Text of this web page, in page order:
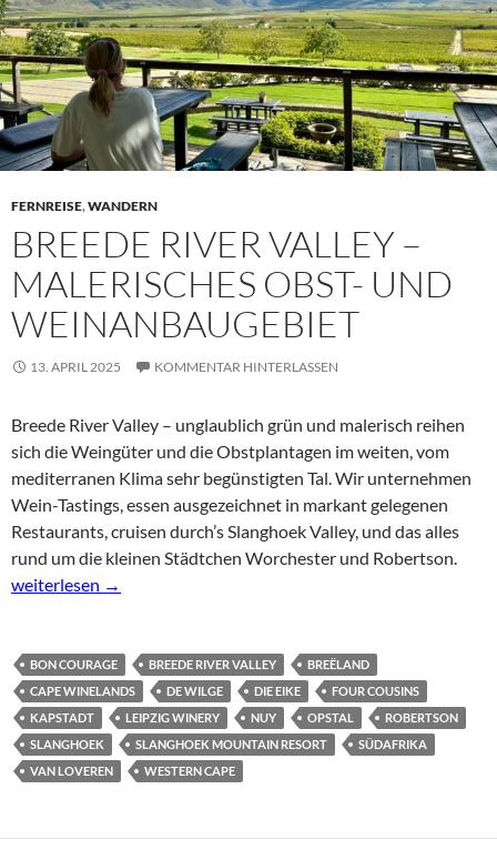
FERNREISE,WANDERN
BREEDE RIVER VALLEY –
MALERISCHES OBST- UND
WEINANBAUGEBIET
13. APRIL 2025 KOMMENTAR HINTERLASSEN
Breede River Valley – unglaublich grün und malerisch reihen
sich die Weingüter und die Obstplantagen im weiten, vom
mediterranen Klima sehr begünstigten Tal. Wir unternehmen
Wein-Tastings, essen ausgezeichnet in markant gelegenen
Restaurants, cruisen durch’s Slanghoek Valley, und das alles
rund um die kleinen Städtchen Worchester und Robertson.
Breede River Valley – malerisches Obst- und Weinanbaugebiet
weiterlesen →
BON COURAGE BREEDE RIVER VALLEY
BREËLAND
CAPE WINELANDS
DE WILGE DIE EIKE
FOUR COUSINS
KAPSTADT
LEIPZIG WINERY NUY OPSTAL
ROBERTSON
SLANGHOEK
SLANGHOEK MOUNTAIN RESORT
SÜDAFRIKA
VAN LOVEREN
WESTERN CAPE